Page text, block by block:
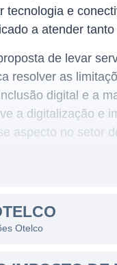
tecnologia e
a atender
de levar
resolver as
digital e a
a digitalização e
aspecto no setor
prestação de
dos seus
pacotes
Otelco